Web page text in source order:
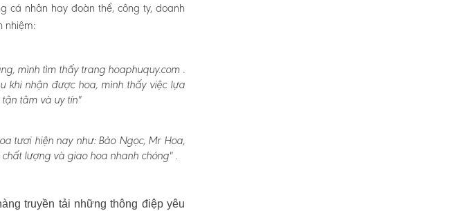
cá nhân hay đoàn thể, công ty, doanh
nhiệm:
mình tìm thấy trang hoaphuquy.com .
khi nhận được hoa, mình thấy việc lựa
tâm và uy tín"
tươi hiện nay như: Bảo Ngọc, Mr Hoa,
lượng và giao hoa nhanh chóng" .
truyền tải những thông điệp yêu